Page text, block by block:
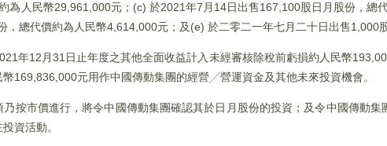
為人民幣29,961,000元；(c) 於2021年7月14日出售167,100股日月股份，總
，總代價約為人民幣4,614,000元；及(e) 於二零二一年七月二十日出售1,000
年12月31日止年度之其他全面收益計入未經審核除稅前虧損約人民幣
169,836,000元用作中國傳動集團的經營╱營運資金及其他未來投資機會。
按市價進行，將令中國傳動集團確認其於日月股份的投資；及令中國傳動
資活動。